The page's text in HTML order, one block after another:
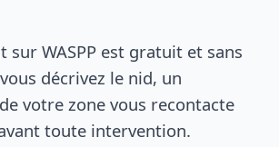
sur WASPP est gratuit et sans
décrivez le nid, un
votre zone vous recontacte
toute intervention.